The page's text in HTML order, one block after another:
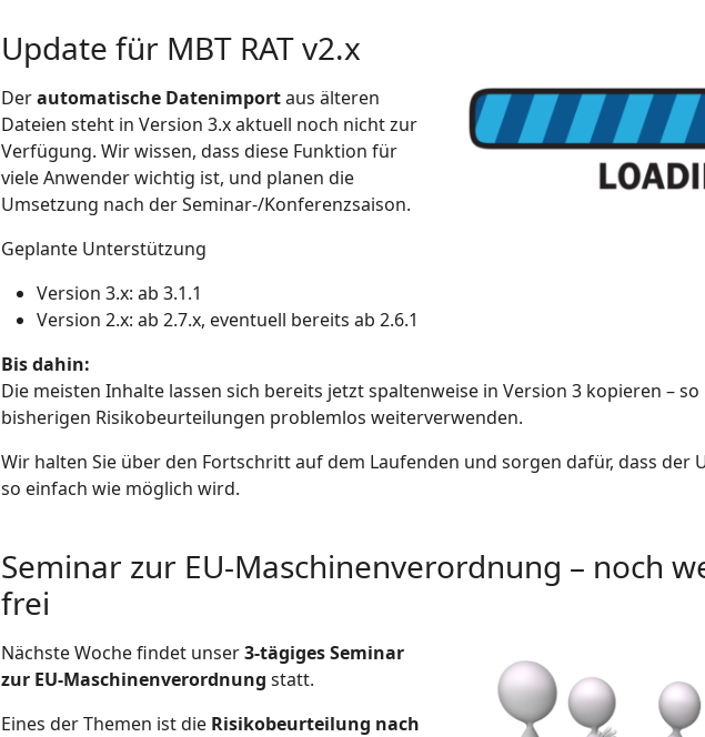
Update für MBT RAT v2.x
Derautomatische Datenimportaus älteren
Dateien steht in Version 3.x aktuell noch nicht zur
Verfügung. Wir wissen, dass diese Funktion für
viele Anwender wichtig ist, und planen die
Umsetzung nach der Seminar-/Konferenzsaison.
Geplante Unterstützung
Version 3.x: ab 3.1.1
Version 2.x: ab 2.7.x, eventuell bereits ab 2.6.1
Bis dahin:
Die meisten Inhalte lassen sich bereits jetzt spaltenweise in Version 3 kopieren –
bisherigen Risikobeurteilungen problemlos weiterverwenden.
Wir halten Sie über den Fortschritt auf dem Laufenden und sorgen dafür, dass der
so einfach wie möglich wird.
Seminar zur EU-Maschinenverordnung – noch
frei
Nächste Woche findet unser3-tägiges Seminar
zur EU-Maschinenverordnung statt.
Eines der Themen ist die Risikobeurteilung nach